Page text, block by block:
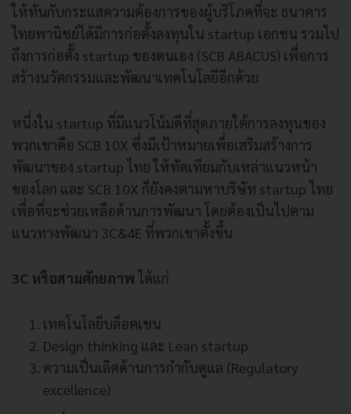
ให้ทันกับกระแสความต้องการของผู้บริโภคที่จะ ธนาคาร
ไทยพานิชย์ได้มีการก่อตั้งลงทุนใน startup เอกชน รวมไป
ถึงการก่อตั้ง startup ของตนเอง (SCB ABACUS) เพื่อการ
สร้างนวัตกรรมและพัฒนาเทคโนโลยีอีกด้วย
หนึ่งใน startup ที่มีแนวโน้มดีที่สุดภายใต้การลงทุนของ
พวกเขาคือ SCB 10X ซึ่งมีเป้าหมายเพื่อเสริมสร้างการ
พัฒนาของ startup ไทย ให้ทัดเทียมกับเหล่าแนวหน้า
ของโลก และ SCB 10X ก็ยังคงตามหาบริษัท startup ไทย
เพื่อที่จะช่วยเหลือด้านการพัฒนา โดยต้องเป็นไปตาม
แนวทางพัฒนา 3C&4E ที่พวกเขาตั้งขึ้น
3C หรือสามศักยภาพ ได้แก่
เทคโนโลยีบล็อคเชน
Design thinking และ Lean startup
ความเป็นเลิศด้านการกำกับดูแล (Regulatory
excellence)